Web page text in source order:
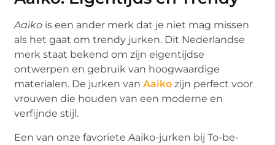
Aaiko is een ander merk dat je niet mag missen
als het gaat om trendy jurken. Dit Nederlandse
merk staat bekend om zijn eigentijdse
ontwerpen en gebruik van hoogwaardige
materialen. De jurken vanAaiko zijn perfect voor
vrouwen die houden van een moderne en
verfijnde stijl.
Een van onze favoriete Aaiko-jurken bij To-be-